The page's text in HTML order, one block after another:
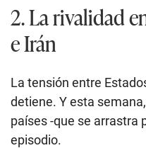
2. La rivalidad
e Irán
La tensión entre
detiene. Y esta
países -que se arrastra
episodio.